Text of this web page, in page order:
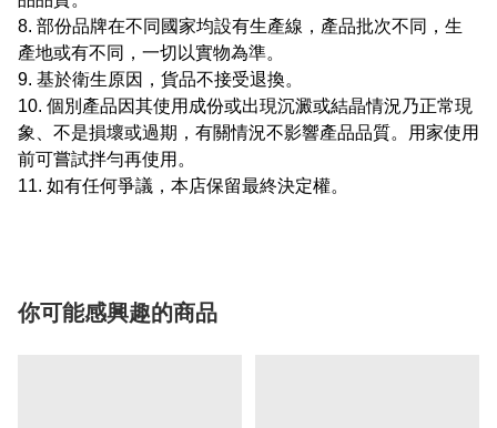
8. 部份品牌在不同國家均設有生產線，產品批次不同，生
產地或有不同，一切以實物為準。
9. 基於衛生原因，貨品不接受退換。
10. 個別產品因其使用成份或出現沉澱或結晶情況乃正常現
象、不是損壞或過期，有關情況不影響產品品質。用家使用
前可嘗試拌勻再使用。
11. 如有任何爭議，本店保留最終決定權。
你可能感興趣的商品